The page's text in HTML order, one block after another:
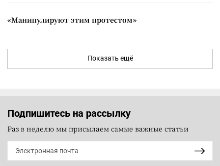
«Манипулируют этим протестом»
Показать ещё
Подпишитесь на рассылку
Раз в неделю мы присылаем самые важные статьи